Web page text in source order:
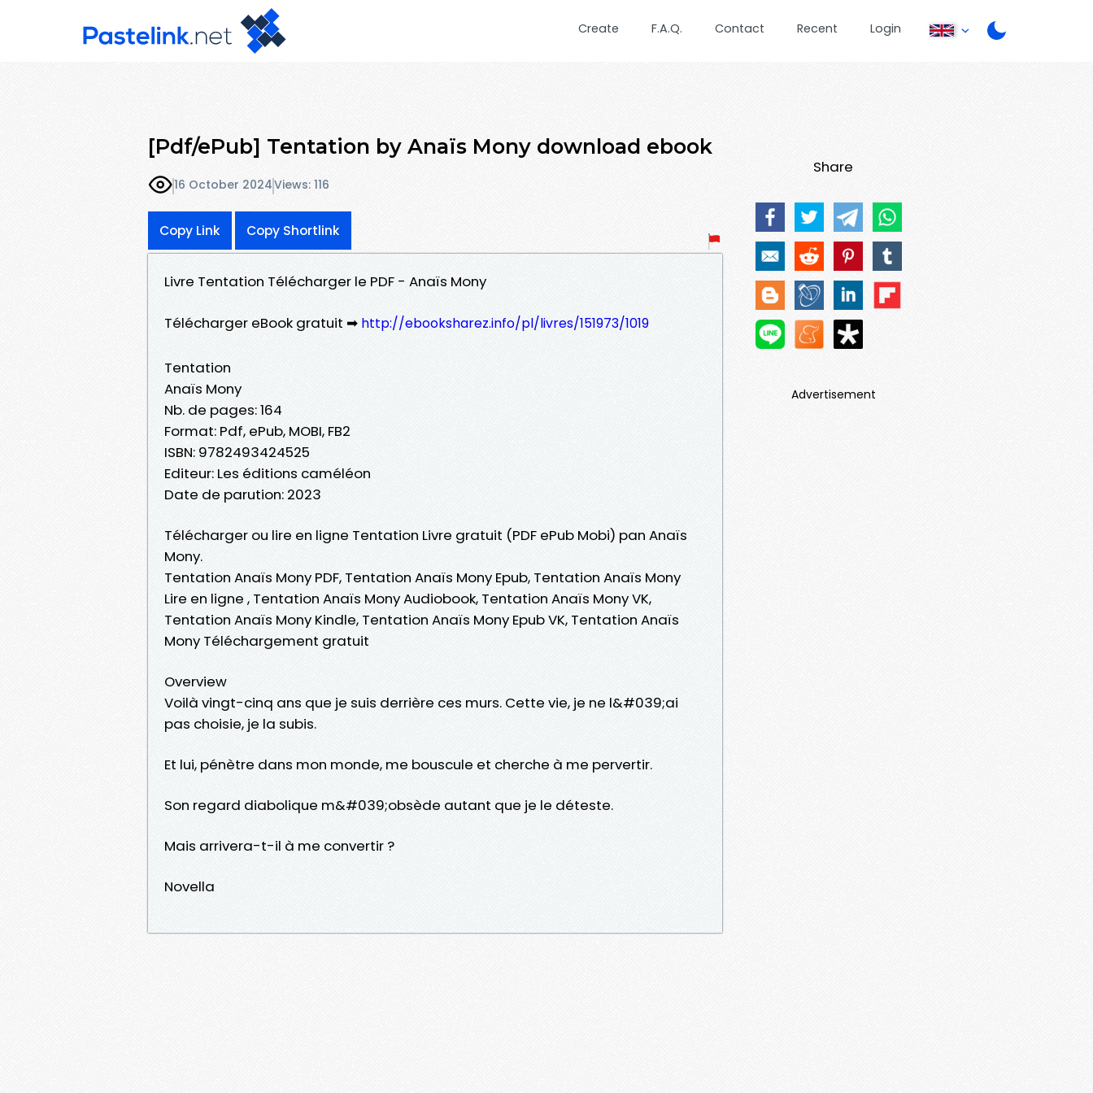
Create F.A.Q. Contact Recent Login
[Pdf/ePub] Tentation by Anaïs Mony download ebook
16 October 2024Views: 116
Copy Link Copy Shortlink
Livre Tentation Télécharger le PDF - Anaïs Mony
Télécharger eBook gratuit ➡ http://ebooksharez.info/pl/livres/151973/1019
Tentation
Anaïs Mony
Nb. de pages: 164
Format: Pdf, ePub, MOBI, FB2
ISBN: 9782493424525
Editeur: Les éditions caméléon
Date de parution: 2023
Télécharger ou lire en ligne Tentation Livre gratuit (PDF ePub Mobi) pan Anaïs
Mony.
Tentation Anaïs Mony PDF, Tentation Anaïs Mony Epub, Tentation Anaïs Mony
Lire en ligne , Tentation Anaïs Mony Audiobook, Tentation Anaïs Mony VK,
Tentation Anaïs Mony Kindle, Tentation Anaïs Mony Epub VK, Tentation Anaïs
Mony Téléchargement gratuit
Overview
Voilà vingt-cinq ans que je suis derrière ces murs. Cette vie, je ne l&#039;ai
pas choisie, je la subis.
Et lui, pénètre dans mon monde, me bouscule et cherche à me pervertir.
Son regard diabolique m&#039;obsède autant que je le déteste.
Mais arrivera-t-il à me convertir ?
Novella
Share
Advertisement